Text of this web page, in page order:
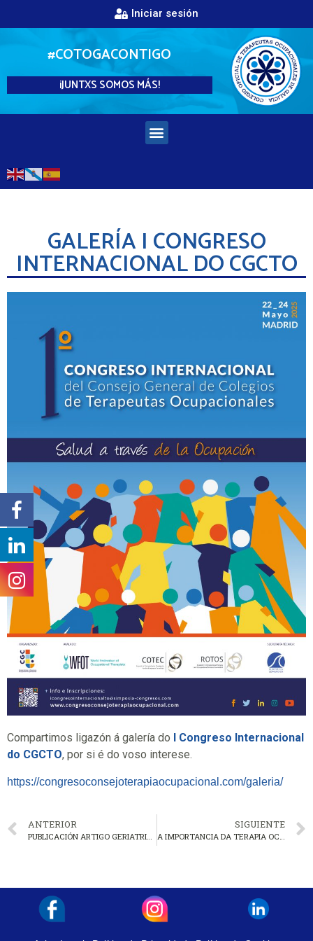
Iniciar sesión
#COTOGACONTIGO
¡JUNTXS SOMOS MÁS!
GALERÍA I CONGRESO
INTERNACIONAL DO CGCTO
Compartimos ligazón á galería do
I Congreso Internacional
do CGCTO, por si é do voso interese.
​https://congresoconsejoterapiaocupacional.com/galeria/
ANTERIOR
PUBLICACIÓN ARTIGO GERIATRICAREA
SIGUIENTE
A IMPORTANCIA DA TERAPIA OCUPACIONAL NOS TRASTORNOS PSICÓTICOS